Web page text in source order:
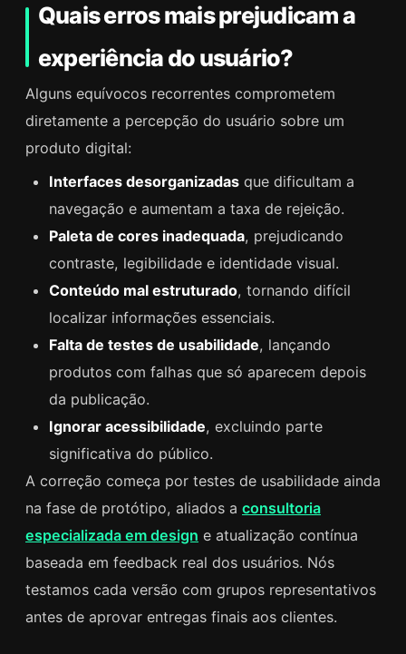
Quais erros mais prejudicam a
experiência do usuário?
Alguns equívocos recorrentes comprometem
diretamente a percepção do usuário sobre um
produto digital:
Interfaces desorganizadas que dificultam a
navegação e aumentam a taxa de rejeição.
Paleta de cores inadequada, prejudicando
contraste, legibilidade e identidade visual.
Conteúdo mal estruturado, tornando difícil
localizar informações essenciais.
Falta de testes de usabilidade, lançando
produtos com falhas que só aparecem depois
da publicação.
Ignorar acessibilidade, excluindo parte
significativa do público.
A correção começa por testes de usabilidade ainda
na fase de protótipo, aliados a consultoria
especializada em design e atualização contínua
baseada em feedback real dos usuários. Nós
testamos cada versão com grupos representativos
antes de aprovar entregas finais aos clientes.